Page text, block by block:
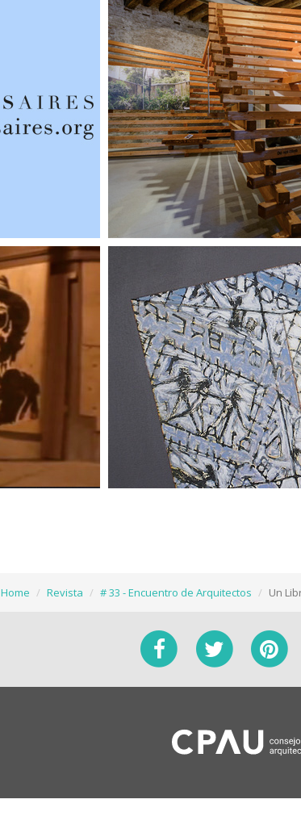
Home Revista # 33 - Encuentro de Arquitectos Un